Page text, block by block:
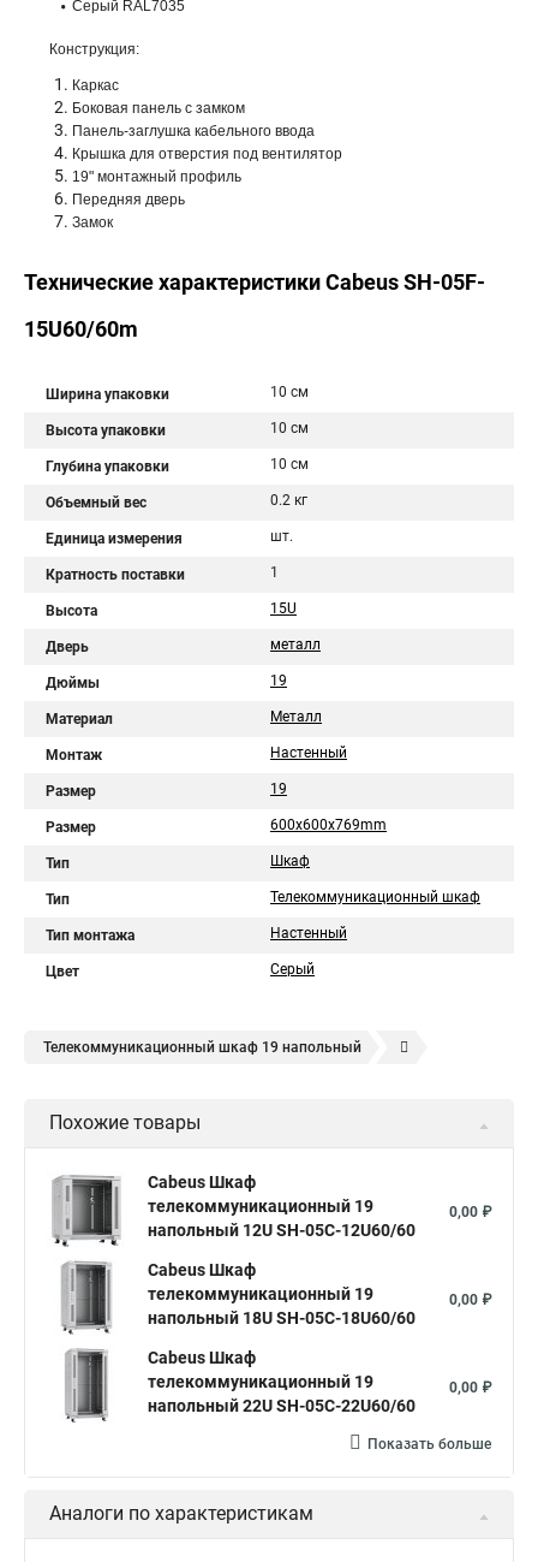
Серый RAL7035
Конструкция:
Каркас
Боковая панель с замком
Панель-заглушка кабельного ввода
Крышка для отверстия под вентилятор
19" монтажный профиль
Передняя дверь
Замок
Технические характеристики Cabeus SH-05F-
15U60/60m
Ширина упаковки 10 см
Высота упаковки 10 см
Глубина упаковки 10 см
Объемный вес 0.2 кг
Единица измерения шт.
Кратность поставки 1
Высота 15U
Дверь металл
Дюймы 19
Материал Металл
Монтаж Настенный
Размер 19
Размер 600x600x769mm
Тип Шкаф
Тип Телекоммуникационный шкаф
Тип монтажа Настенный
Цвет Серый
Телекоммуникационный шкаф 19 напольный
Шкаф настенный 19
Похожие товары
Cabeus Шкаф
телекоммуникационный 19
напольный 12U SH-05C-12U60/60
0,00 ₽
Cabeus Шкаф
телекоммуникационный 19
напольный 18U SH-05C-18U60/60
0,00 ₽
Cabeus Шкаф
телекоммуникационный 19
напольный 22U SH-05C-22U60/60
0,00 ₽
Показать больше
Аналоги по характеристикам